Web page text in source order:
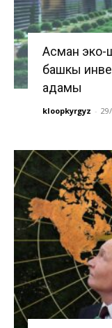
Асман эко-
башкы
адамы
kloopkyrgyz -